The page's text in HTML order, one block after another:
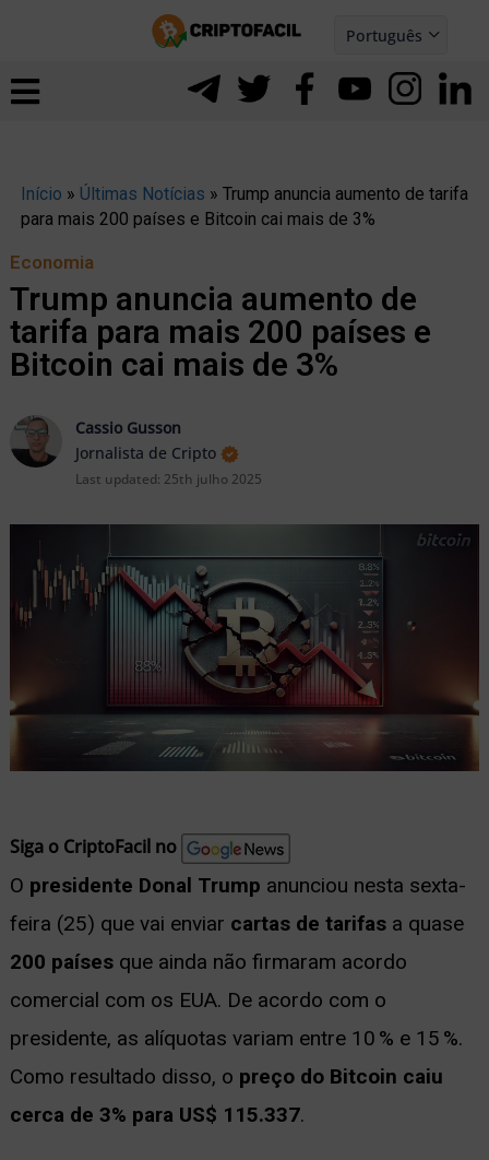
Português
Español
Início » Últimas Notícias » Trump anuncia aumento de tarifa
para mais 200 países e Bitcoin cai mais de 3%
Economia
Trump anuncia aumento de
tarifa para mais 200 países e
Bitcoin cai mais de 3%
Cassio Gusson
Jornalista de Cripto
Last updated: 25th julho 2025
Siga o CriptoFacil no
O presidente Donal Trump anunciou nesta sexta-
feira (25) que vai enviar cartas de tarifasa quase
200 paísesque ainda não firmaram acordo
comercial com os EUA. De acordo com o
presidente, as alíquotas variam entre 10 % e 15 %.
Como resultado disso, o preço do Bitcoin caiu
cerca de 3% para US$ 115.337.